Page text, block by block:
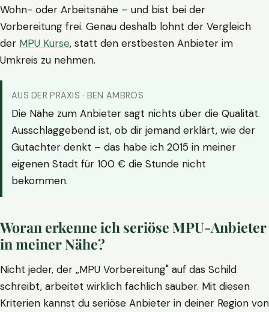
Wohn- oder Arbeitsnähe – und bist bei der
Vorbereitung frei. Genau deshalb lohnt der Vergleich
der MPU Kurse, statt den erstbesten Anbieter im
Umkreis zu nehmen.
AUS DER PRAXIS · BEN AMBROS
Die Nähe zum Anbieter sagt nichts über die Qualität.
Ausschlaggebend ist, ob dir jemand erklärt, wie der
Gutachter denkt – das habe ich 2015 in meiner
eigenen Stadt für 100 € die Stunde nicht
bekommen.
Woran erkenne ich seriöse MPU-Anbieter
in meiner Nähe?
Nicht jeder, der „MPU Vorbereitung" auf das Schild
schreibt, arbeitet wirklich fachlich sauber. Mit diesen
Kriterien kannst du seriöse Anbieter in deiner Region von